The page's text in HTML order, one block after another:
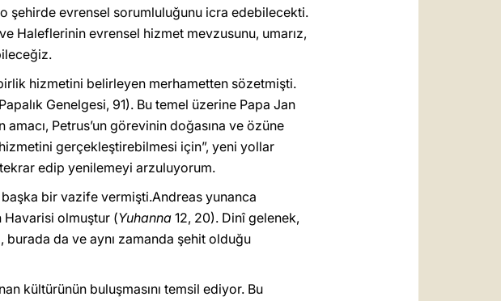
şehirde evrensel sorumluluğunu icra edebilecekti.
Haleflerinin evrensel hizmet mevzusunu, umarız,
birlik hizmetini belirleyen merhametten sözetmişti.
Papalık Genelgesi, 91). Bu temel üzerine Papa Jan
Petrus’un görevinin doğasına ve özüne
gerçekleştirebilmesi için”, yeni yollar
edip yenilemeyi arzuluyorum.
bir vazife vermişti.Andreas yunanca
Havarisi olmuştur (Yuhanna 12, 20). Dinî gelenek,
da ve aynı zamanda şehit olduğu
kültürünün buluşmasını temsil ediyor. Bu